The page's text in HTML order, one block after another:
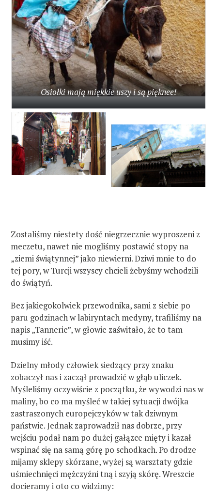
Osiołki mają miękkie uszy i są pięknee!
Zostaliśmy niestety dość niegrzecznie wyproszeni z
meczetu, nawet nie mogliśmy postawić stopy na
„ziemi świątynnej” jako niewierni. Dziwi mnie to do
tej pory, w Turcji wszyscy chcieli żebyśmy wchodzili
do świątyń.
Bez jakiegokolwiek przewodnika, sami z siebie po
paru godzinach w labiryntach medyny, trafiliśmy na
napis „Tannerie”, w głowie zaświtało, że to tam
musimy iść.
Dzielny młody człowiek siedzący przy znaku
zobaczył nas i zaczął prowadzić w głąb uliczek.
Myśleliśmy oczywiście z początku, że wywodzi nas w
maliny, bo co ma myśleć w takiej sytuacji dwójka
zastraszonych europejczyków w tak dziwnym
państwie. Jednak zaprowadził nas dobrze, przy
wejściu podał nam po dużej gałązce mięty i kazał
wspinać się na samą górę po schodkach. Po drodze
mijamy sklepy skórzane, wyżej są warsztaty gdzie
uśmiechnięci mężczyźni tną i szyją skórę. Wreszcie
docieramy i oto co widzimy: